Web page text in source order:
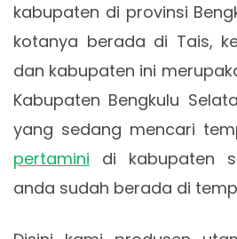
kabupaten di provinsi
kotanya berada di Tais,
dan kabupaten ini
Kabupaten Bengkulu
yang sedang mencari
pertamini di kabupaten
anda sudah berada di